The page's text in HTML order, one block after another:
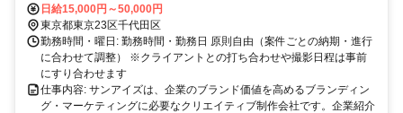
日給15,000円～50,000円
東京都東京23区千代田区
勤務時間・曜日: 勤務時間・勤務日 原則自由（案件ごとの納期・進行
に合わせて調整） ※クライアントとの打ち合わせや撮影日程は事前
にすり合わせます
仕事内容: サンアイズは、企業のブランド価値を高めるブランディン
グ・マーケティングに必要なクリエイティブ制作会社です。企業紹介